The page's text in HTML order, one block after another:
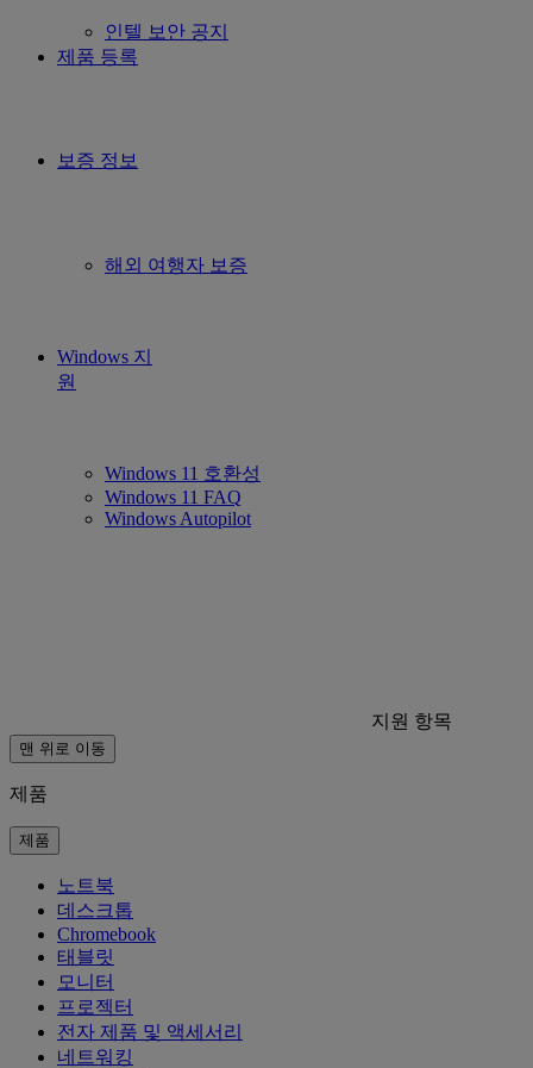
인텔 보안 공지
제품 등록
보증 정보
해외 여행자 보증
Windows 지
원
Windows 11 호환성
Windows 11 FAQ
Windows Autopilot
지원 항목
맨 위로 이동
제품
제품
노트북
데스크톱
Chromebook
태블릿
모니터
프로젝터
전자 제품 및 액세서리
네트워킹